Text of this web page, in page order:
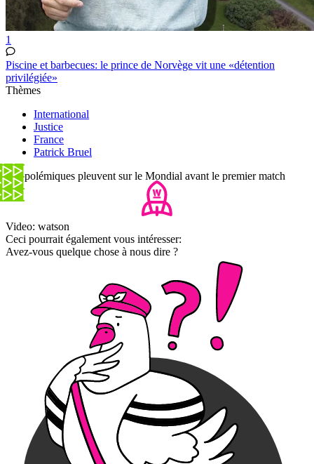
1
Piscine et barbecues: le prince de Norvège vit une «détention
privilégiée»
Thèmes
International
Justice
France
Patrick Bruel
Les polémiques pleuvent sur le Mondial avant le premier match
Video: watson
Ceci pourrait également vous intéresser:
Avez-vous quelque chose à nous dire ?